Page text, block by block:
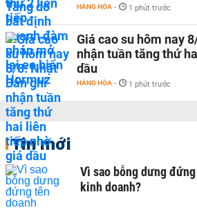
HÀNG HÓA - 1 phút trước
Giá cao su hôm nay
nhận tuần tăng thứ
dầu
HÀNG HÓA - 1 phút trước
Tin mới
Vì sao bỗng dưng
kinh doanh?